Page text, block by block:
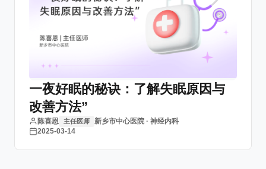
一夜好眠的秘诀：了解失眠原因与
改善方法”
陈喜恩 主任医师
新乡市中心医院 · 神经内科
2025-03-14